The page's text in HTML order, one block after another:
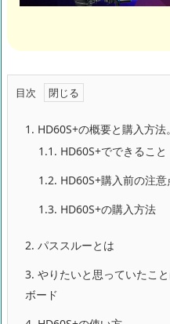
目次
1. HD60S+の概要と購入方法。
1.1. HD60S+でできること
1.2. HD60S+購入前の注意
1.3. HD60S+の購入方法
2. パススルーとは
3. やりたいと思っていたこ
ボード